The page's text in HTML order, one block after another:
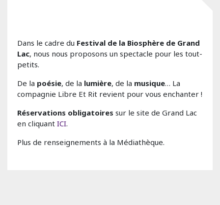
Dans le cadre du Festival de la Biosphère de Grand
Lac, nous nous proposons un spectacle pour les tout-
petits.
De la poésie, de la lumière, de la musique… La
compagnie Libre Et Rit revient pour vous enchanter !
Réservations obligatoires sur le site de Grand Lac
en cliquant ICI.
Plus de renseignements à la Médiathèque.